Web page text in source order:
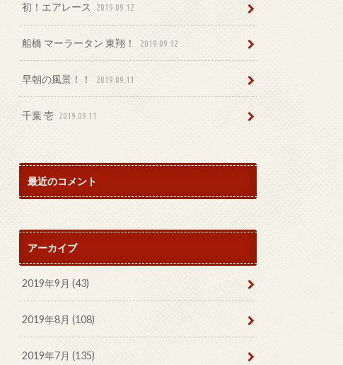
初！エアレース 2019.09.12
船橋 マーラータン 東翔！ 2019.09.12
早朝の風景！！ 2019.09.11
千葉 壱 2019.09.11
最近のコメント
アーカイブ
2019年9月 (43)
2019年8月 (108)
2019年7月 (135)